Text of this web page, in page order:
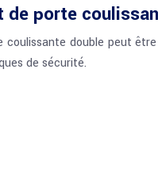
de porte
coulissante double peut
de sécurité.